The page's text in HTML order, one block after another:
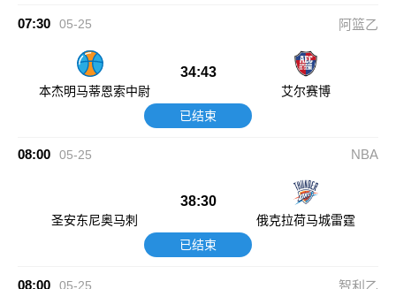
07:30 05-25 阿篮乙
本杰明马蒂恩索中尉
34:43
艾尔赛博
已结束
08:00 05-25 NBA
圣安东尼奥马刺
38:30
俄克拉荷马城雷霆
已结束
08:00 05-25 智利乙